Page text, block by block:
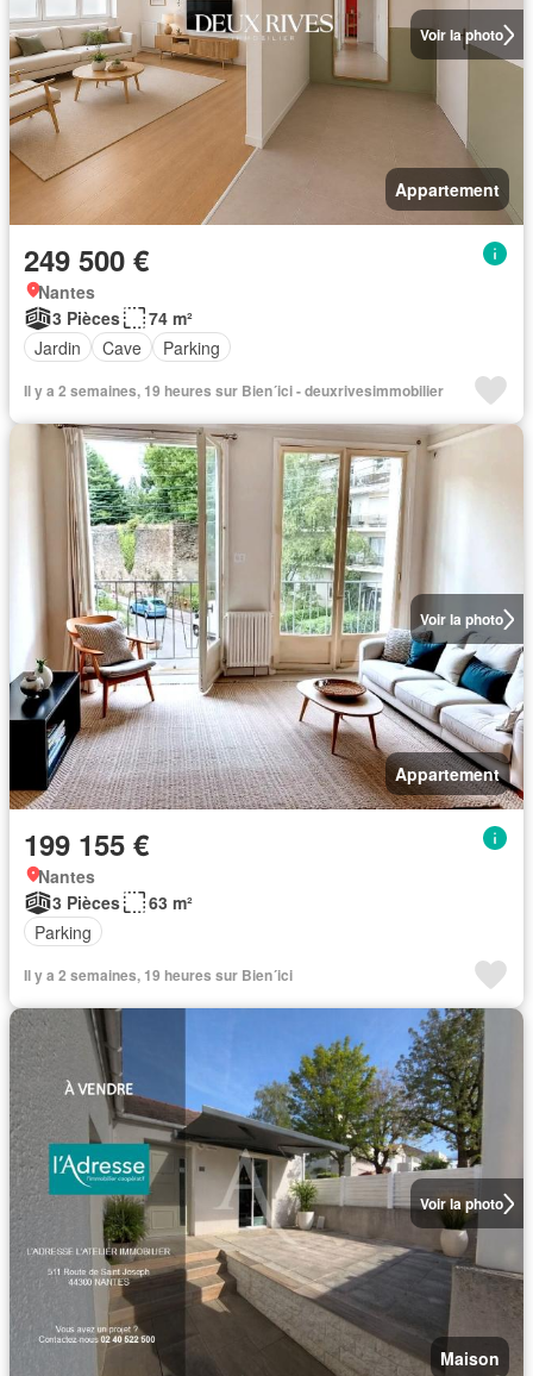
Voir la photo
Appartement
249 500 €
Nantes
3 Pièces
74 m²
Jardin
Cave Parking
Il y a 2 semaines, 19 heures sur Bien´ici - deuxrivesimmobilier
Voir la photo
Appartement
199 155 €
Nantes
3 Pièces
63 m²
Parking
Il y a 2 semaines, 19 heures sur Bien´ici
Voir la photo
Maison